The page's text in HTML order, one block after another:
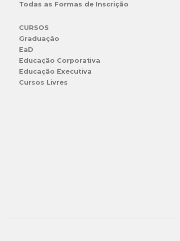
Todas as Formas de Inscrição
CURSOS
Graduação
EaD
Educação Corporativa
Educação Executiva
Cursos Livres